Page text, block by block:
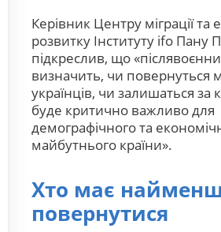
Керівник Центру міграції та
розвитку Інституту ifo Пану
підкреслив, що
визначить, чи повернуться
українців, чи залишаться
буде критично важливо для
демографічного та
майбутнього країни».
Хто має
повернутися